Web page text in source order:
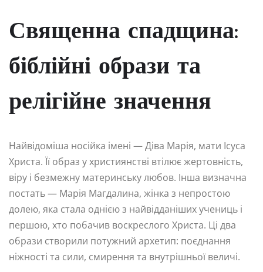
Священна спадщина:
біблійні образи та
релігійне значення
Найвідоміша носійка імені — Діва Марія, мати Ісуса
Христа. Її образ у християнстві втілює жертовність,
віру і безмежну материнську любов. Інша визначна
постать — Марія Магдалина, жінка з непростою
долею, яка стала однією з найвідданіших учениць і
першою, хто побачив воскреслого Христа. Ці два
образи створили потужний архетип: поєднання
ніжності та сили, смирення та внутрішньої величі.